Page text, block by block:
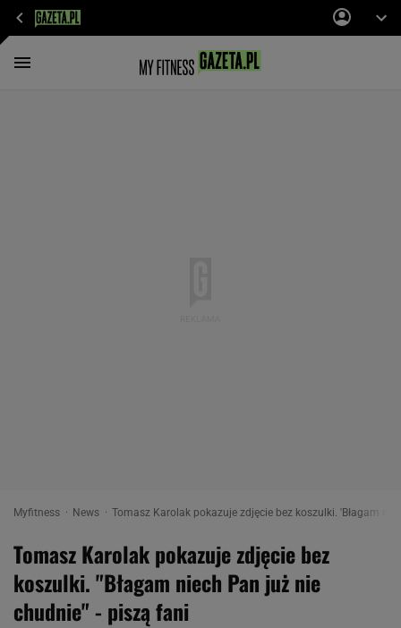
Myfitness News Tomasz Karolak pokazuje zdjęcie bez koszulki. 'Błagam
Tomasz Karolak pokazuje zdjęcie bez
koszulki. "Błagam niech Pan już nie
chudnie" - piszą fani